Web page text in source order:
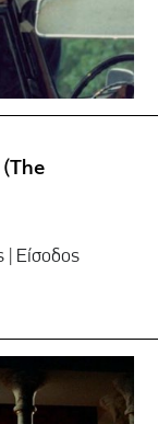
| Είσοδος